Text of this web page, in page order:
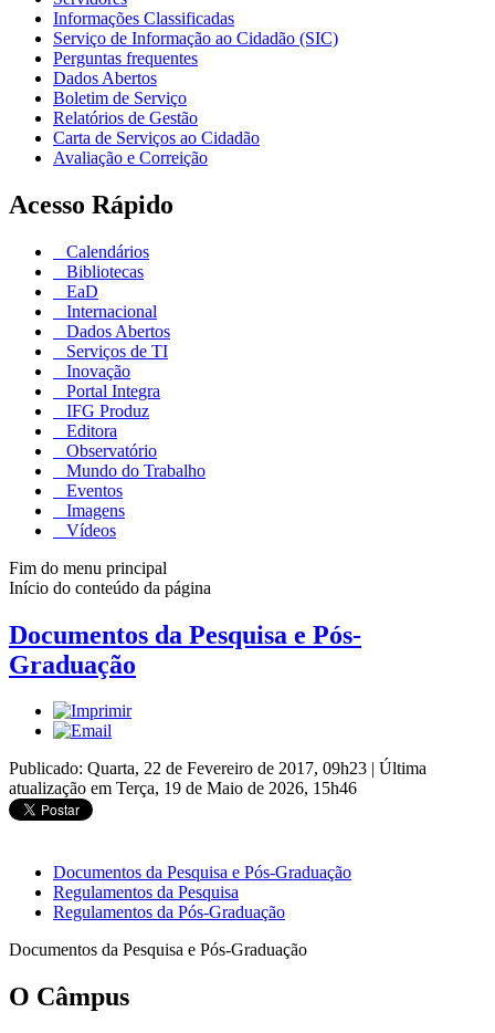
Informações Classificadas
Serviço de Informação ao Cidadão (SIC)
Perguntas frequentes
Dados Abertos
Boletim de Serviço
Relatórios de Gestão
Carta de Serviços ao Cidadão
Avaliação e Correição
Acesso Rápido
Calendários
Bibliotecas
EaD
Internacional
Dados Abertos
Serviços de TI
Inovação
Portal Integra
IFG Produz
Editora
Observatório
Mundo do Trabalho
Eventos
Imagens
Vídeos
Fim do menu principal
Início do conteúdo da página
Documentos da Pesquisa e Pós-
Graduação
Publicado: Quarta, 22 de Fevereiro de 2017, 09h23 | Última
atualização em Terça, 19 de Maio de 2026, 15h46
Documentos da Pesquisa e Pós-Graduação
Regulamentos da Pesquisa
Regulamentos da Pós-Graduação
Documentos da Pesquisa e Pós-Graduação
O Câmpus